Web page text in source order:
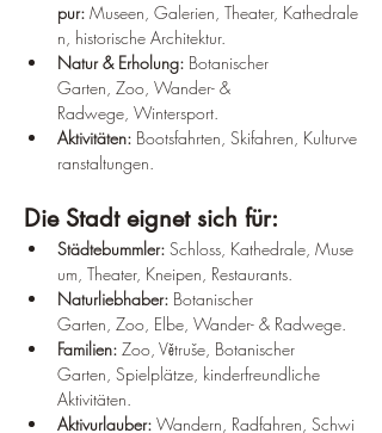
pur: Museen, Galerien, Theater, Kathedrale
n, historische Architektur.
Natur & Erholung: Botanischer
Garten, Zoo, Wander- &
Radwege, Wintersport.
Aktivitäten: Bootsfahrten, Skifahren, Kulturve
ranstaltungen.
Die Stadt eignet sich für:
Städtebummler: Schloss, Kathedrale, Muse
um, Theater, Kneipen, Restaurants.
Naturliebhaber: Botanischer
Garten, Zoo, Elbe, Wander- & Radwege.
Familien: Zoo, Větruše, Botanischer
Garten, Spielplätze, kinderfreundliche
Aktivitäten.
Aktivurlauber: Wandern, Radfahren, Schwi